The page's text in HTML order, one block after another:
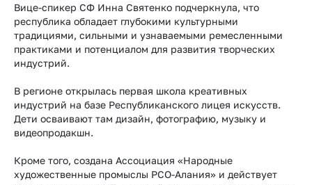
Вице-спикер СФ Инна Святенко подчеркнула, что
республика обладает глубокими культурными
традициями, сильными и узнаваемыми ремесленными
практиками и потенциалом для развития творческих
индустрий.
В регионе открылась первая школа креативных
индустрий на базе Республиканского лицея искусств.
Дети осваивают там дизайн, фотографию, музыку и
видеопродакшн.
Кроме того, создана Ассоциация «Народные
художественные промыслы РСО-Алания» и действует